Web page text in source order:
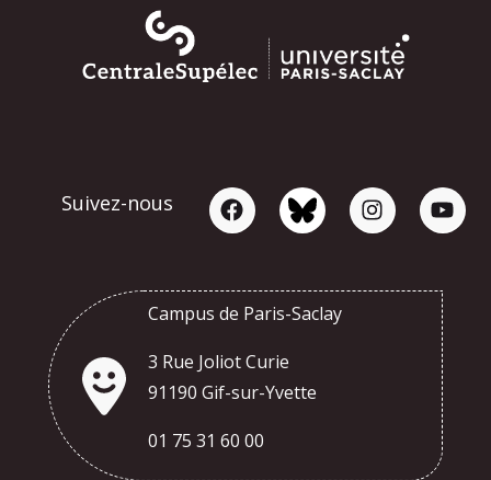
Suivez-nous
Campus de Paris-Saclay
3 Rue Joliot Curie
91190 Gif-sur-Yvette
01 75 31 60 00